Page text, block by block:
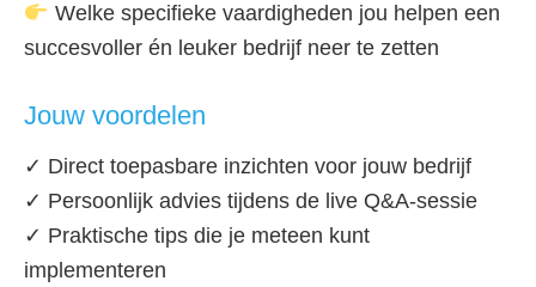
Welke specifieke vaardigheden jou helpen een
succesvoller én leuker bedrijf neer te zetten
Jouw voordelen
✓ Direct toepasbare inzichten voor jouw bedrijf
✓ Persoonlijk advies tijdens de live Q&A-sessie
✓ Praktische tips die je meteen kunt
implementeren